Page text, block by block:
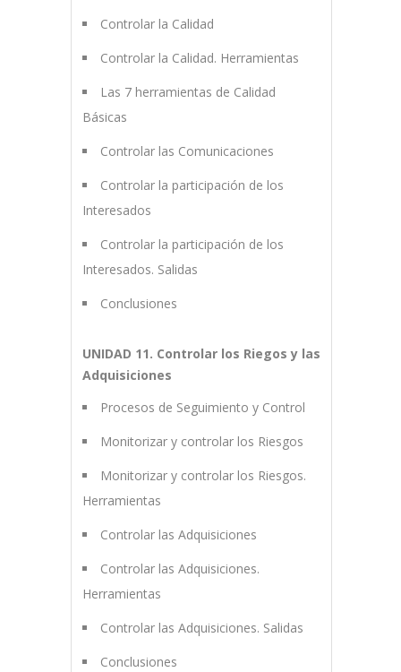
Controlar la Calidad
Controlar la Calidad. Herramientas
Las 7 herramientas de Calidad
Básicas
Controlar las Comunicaciones
Controlar la participación de los
Interesados
Controlar la participación de los
Interesados. Salidas
Conclusiones
UNIDAD 11. Controlar los Riegos y las
Adquisiciones
Procesos de Seguimiento y Control
Monitorizar y controlar los Riesgos
Monitorizar y controlar los Riesgos.
Herramientas
Controlar las Adquisiciones
Controlar las Adquisiciones.
Herramientas
Controlar las Adquisiciones. Salidas
Conclusiones